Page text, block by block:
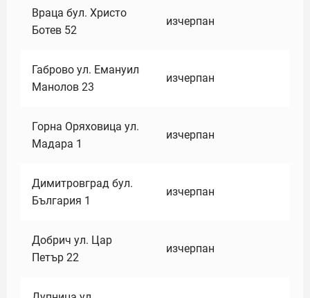
Враца бул. Христо
Ботев 52
изчерпан
Габрово ул. Емануил
Манолов 23
изчерпан
Горна Оряховица ул.
Мадара 1
изчерпан
Димитровград бул.
България 1
изчерпан
Добрич ул. Цар
Петър 22
изчерпан